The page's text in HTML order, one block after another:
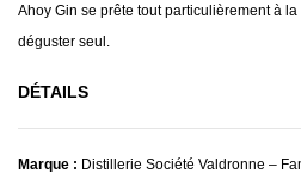
Ahoy Gin se prête tout particulièrement à
déguster seul.
DÉTAILS
Marque : Distillerie Société Valdronne –